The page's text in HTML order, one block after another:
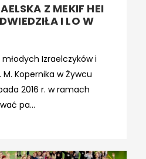
Z MEKIF HEI
I LO W
Izraelczyków i
M. Kopernika w Żywcu
2016 r. w ramach
pa...